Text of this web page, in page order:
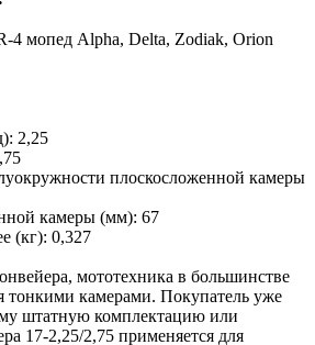
4 мопед Alpha, Delta, Zodiak, Orion
2,25
плоскосложенной камеры
камеры (мм): 67
(кг): 0,327
мототехника в большинстве
тонкими камерами. Покупатель уже
штатную комплектацию или
17-2,25/2,75 применяется для